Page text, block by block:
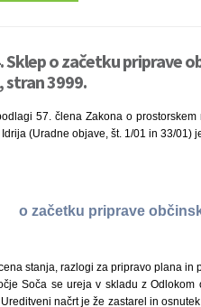
Sklep o začetku priprave
stran 3999.
57. člena Zakona o
(Uradne objave, št. 1/01 in 33/01)
o začetku priprave
stanja, razlogi za pripravo plana in
Soča se ureja v skladu z
načrt je že zastarel in